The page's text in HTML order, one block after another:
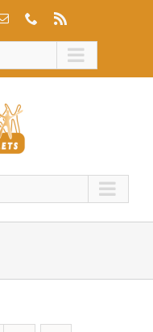
Email Téléphone